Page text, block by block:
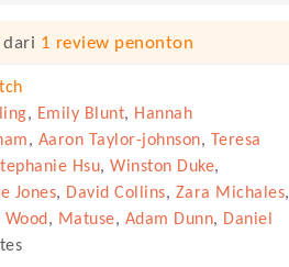
dari 1 review penonton
, Emily Blunt, Hannah
, Aaron Taylor-johnson,
Teresa
Hsu, Winston Duke,
Jones, David Collins, Zara Michales,
, Matuse, Adam Dunn, Daniel